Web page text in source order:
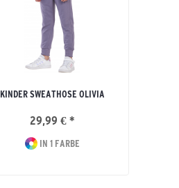
KINDER SWEATHOSE OLIVIA
29,99 € *
IN 1 FARBE